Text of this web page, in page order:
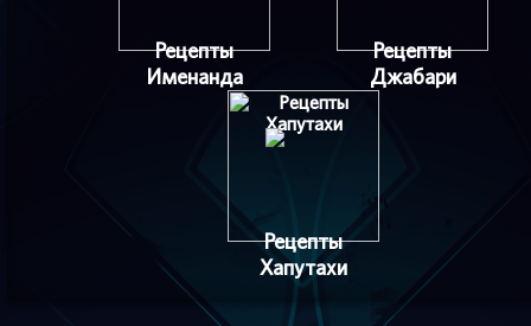
Рецепты
Именанда
Рецепты
Джабари
Рецепты
Хапутахи